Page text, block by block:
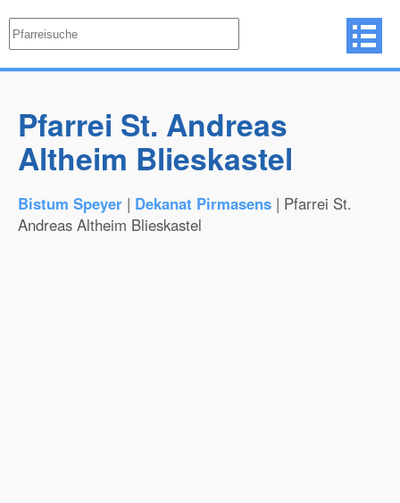
Pfarrei St. Andreas
Altheim Blieskastel
Bistum Speyer | Dekanat Pirmasens | Pfarrei St.
Andreas Altheim Blieskastel